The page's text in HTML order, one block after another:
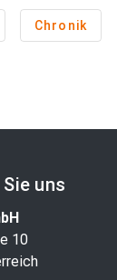
Chronik
uns
10